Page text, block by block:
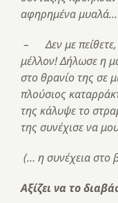
αφηρημένα μυαλά…
– Δεν με πείθετε,
μέλλον! Δήλωσε η
στο θρανίο της σε
πλούσιος
της κάλυψε το
της συνέχισε να
(… η συνέχεια στο
Αξίζει να το